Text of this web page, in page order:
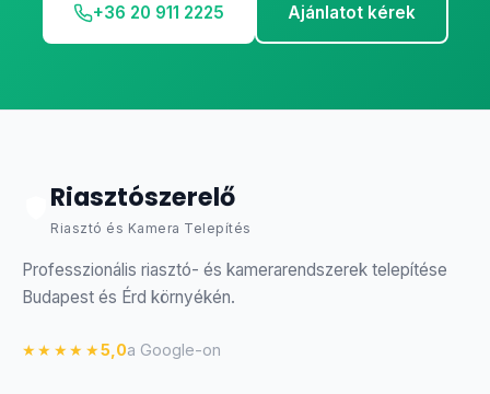
+36 20 911 2225 Ajánlatot kérek
Riasztószerelő
Riasztó és Kamera Telepítés
Professzionális riasztó- és kamerarendszerek telepítése
Budapest és Érd környékén.
★★★★★5,0a Google-on